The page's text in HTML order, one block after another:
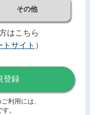
その他
はこちら
サイト ）
登録
利用には、
。